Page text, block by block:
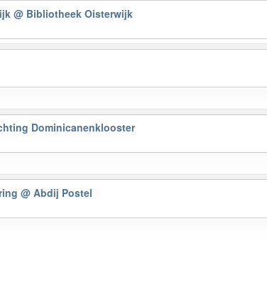
@ Bibliotheek Oisterwijk
Dominicanenklooster
@ Abdij Postel